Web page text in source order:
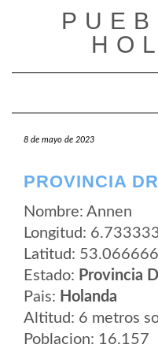
8 de mayo de 2023
PROVINCIA
Nombre: Annen
Longitud:
Latitud:
Estado: Provincia
Pais: Holanda
Altitud: 6 metros
Poblacion: 16.157